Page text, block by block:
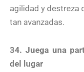
agilidad y destreza
tan avanzadas.
34. Juega una
del lugar